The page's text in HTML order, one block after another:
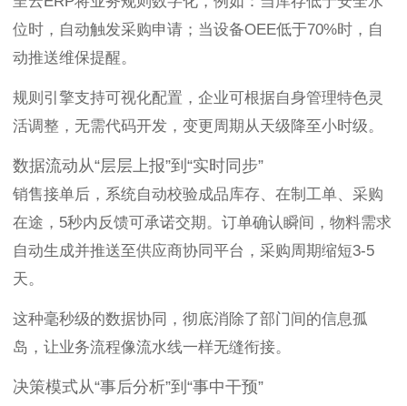
位时，自动触发采购申请；当设备OEE低于70%时，自
动推送维保提醒。
规则引擎支持可视化配置，企业可根据自身管理特色灵
活调整，无需代码开发，变更周期从天级降至小时级。
数据流动从“层层上报”到“实时同步”
销售接单后，系统自动校验成品库存、在制工单、采购
在途，5秒内反馈可承诺交期。订单确认瞬间，物料需求
自动生成并推送至供应商协同平台，采购周期缩短3-5
天。
这种毫秒级的数据协同，彻底消除了部门间的信息孤
岛，让业务流程像流水线一样无缝衔接。
决策模式从“事后分析”到“事中干预”